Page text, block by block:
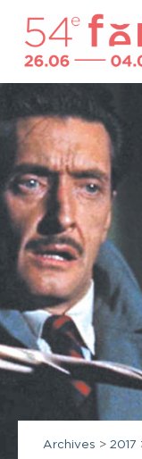
Archives > 2017